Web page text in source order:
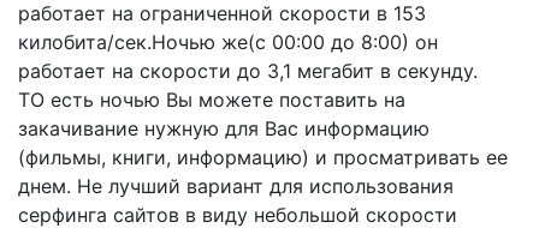
работает на ограниченной скорости в 153
килобита/сек.Ночью же(с 00:00 до 8:00) он
работает на скорости до 3,1 мегабит в секунду.
ТО есть ночью Вы можете поставить на
закачивание нужную для Вас информацию
(фильмы, книги, информацию) и просматривать ее
днем. Не лучший вариант для использования
серфинга сайтов в виду небольшой скорости